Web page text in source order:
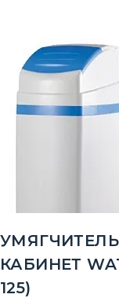
УМЯГЧИТЕЛЬ
КАБИНЕТ
125)